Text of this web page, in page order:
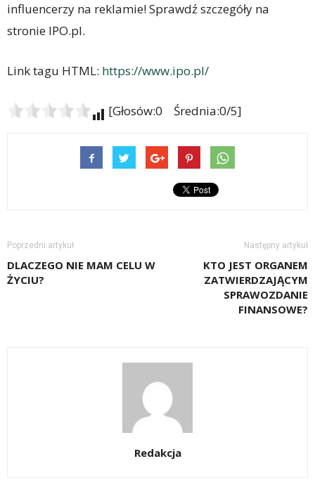
influencerzy na reklamie! Sprawdź szczegóły na
stronie IPO.pl.
Link tagu HTML: https://www.ipo.pl/
[Głosów:0 Średnia:0/5]
Poprzedni artykuł
DLACZEGO NIE MAM CELU W
ŻYCIU?
Następny artykuł
KTO JEST ORGANEM
ZATWIERDZAJĄCYM
SPRAWOZDANIE
FINANSOWE?
Redakcja